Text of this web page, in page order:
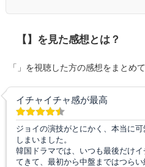
【】を見た感想とは？
「」を視聴した方の感想をまとめて
イチャイチャ感が最高
ジョイの演技がとにかく、本当に
しまいました。
韓国ドラマでは、いつも最後だけ
てきて、最初から中盤まではつら